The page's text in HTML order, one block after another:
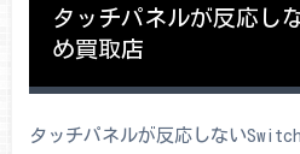
タッチパネルが反応し
め買取店
タッチパネルが反応しない